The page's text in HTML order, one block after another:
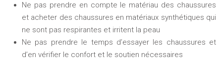
Ne pas prendre en compte le matériau des chaussures
et acheter des chaussures en matériaux synthétiques qui
ne sont pas respirantes et irritent la peau
Ne pas prendre le temps d’essayer les chaussures et
d’en vérifier le confort et le soutien nécessaires